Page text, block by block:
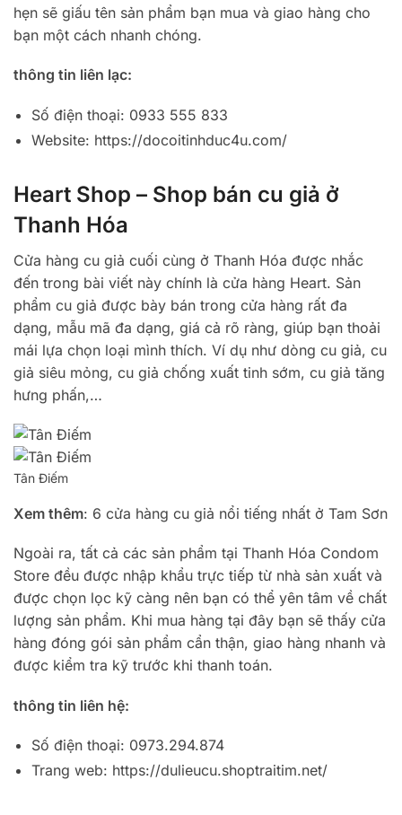
hẹn sẽ giấu tên sản phẩm bạn mua và giao hàng cho
bạn một cách nhanh chóng.
thông tin liên lạc:
Số điện thoại: 0933 555 833
Website: https://docoitinhduc4u.com/
Heart Shop – Shop bán cu giả ở
Thanh Hóa
Cửa hàng cu giả cuối cùng ở Thanh Hóa được nhắc
đến trong bài viết này chính là cửa hàng Heart. Sản
phẩm cu giả được bày bán trong cửa hàng rất đa
dạng, mẫu mã đa dạng, giá cả rõ ràng, giúp bạn thoải
mái lựa chọn loại mình thích. Ví dụ như dòng cu giả, cu
giả siêu mỏng, cu giả chống xuất tinh sớm, cu giả tăng
hưng phấn,…
Tân Điếm
Xem thêm: 6 cửa hàng cu giả nổi tiếng nhất ở Tam Sơn
Ngoài ra, tất cả các sản phẩm tại Thanh Hóa Condom
Store đều được nhập khẩu trực tiếp từ nhà sản xuất và
được chọn lọc kỹ càng nên bạn có thể yên tâm về chất
lượng sản phẩm. Khi mua hàng tại đây bạn sẽ thấy cửa
hàng đóng gói sản phẩm cẩn thận, giao hàng nhanh và
được kiểm tra kỹ trước khi thanh toán.
thông tin liên hệ:
Số điện thoại: 0973.294.874
Trang web: https://dulieucu.shoptraitim.net/